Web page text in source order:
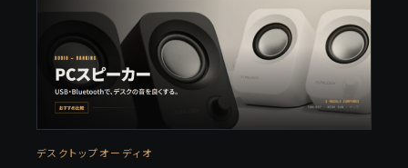
デスクトップオーディオ